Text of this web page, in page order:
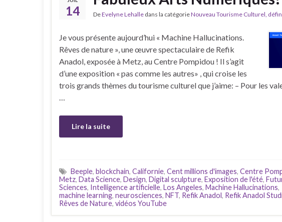
14 DeEvelyne Lehalle dans la catégorieNouveau Tourisme Culturel,
Je vous présente aujourd’hui « Machine Hallucinations.
Rêves de nature », une œuvre spectaculaire de Refik
Anadol, exposée à Metz, au Centre Pompidou ! Il s’agit
d’une exposition « pas comme les autres» , qui croise les
trois grands thèmes du tourisme culturel que j’aime: – Pour les
…
Lire la suite
Beeple, blockchain, Californie, Cent millions d'images, Centre
Metz, Data Science, Design, Digital sculpture, Exposition de l'été,
Sciences, Intelligence artificielle, Los Angeles, Machine Hallucinations,
machine learning, neurosciences, NFT, Refik Anadol, Refik Anadol
Rêves de Nature, vidéos YouTube